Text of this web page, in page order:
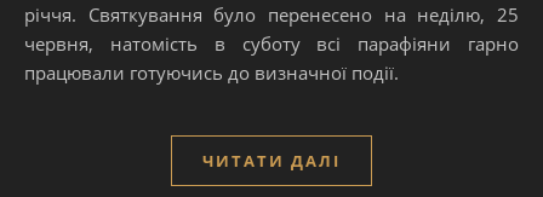
річчя. Святкування було перенесено на неділю, 25
червня, натомість в суботу всі парафіяни гарно
працювали готуючись до визначної події.
ЧИТАТИ ДАЛІ